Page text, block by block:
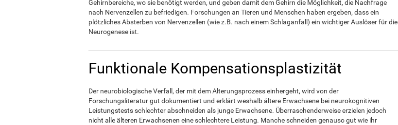
Gehirnbereiche, wo sie benötigt werden, und geben damit dem Gehirn die Möglichkeit, die Nachfrage
nach Nervenzellen zu befriedigen. Forschungen an Tieren und Menschen haben ergeben, dass ein
plötzliches Absterben von Nervenzellen (wie z.B. nach einem Schlaganfall) ein wichtiger Auslöser für die
Neurogenese ist.
Funktionale Kompensationsplastizität
Der neurobiologische Verfall, der mit dem Alterungsprozess einhergeht, wird von der
Forschungsliteratur gut dokumentiert und erklärt weshalb ältere Erwachsene bei neurokognitiven
Leistungstests schlechter abschneiden als junge Erwachsene. Überraschenderweise erzielen jedoch
nicht alle älteren Erwachsenen eine schlechtere Leistung. Manche schneiden genauso gut wie ihr